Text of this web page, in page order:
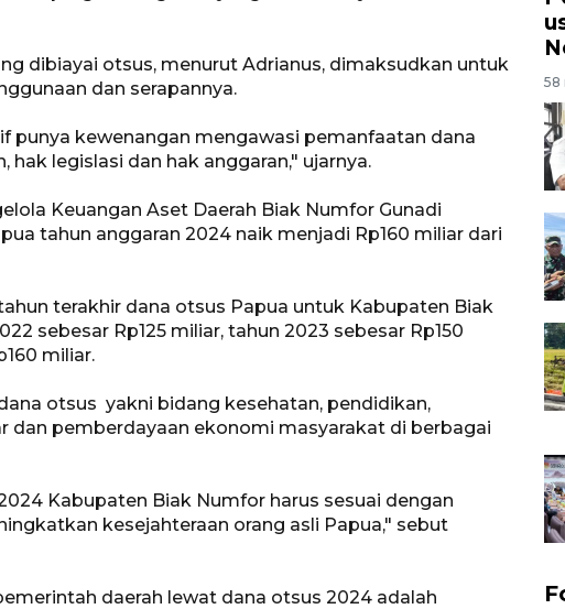
dibiayai otsus, menurut Adrianus, dimaksudkan untuk
dan serapannya.
punya kewenangan mengawasi pemanfaatan dana
legislasi dan hak anggaran," ujarnya.
Keuangan Aset Daerah Biak Numfor Gunadi
tahun anggaran 2024 naik menjadi Rp160 miliar dari
terakhir dana otsus Papua untuk Kabupaten Biak
sebesar Rp125 miliar, tahun 2023 sebesar Rp150
miliar.
otsus yakni bidang kesehatan, pendidikan,
dan pemberdayaan ekonomi masyarakat di berbagai
Kabupaten Biak Numfor harus sesuai dengan
kesejahteraan orang asli Papua," sebut
daerah lewat dana otsus 2024 adalah
58